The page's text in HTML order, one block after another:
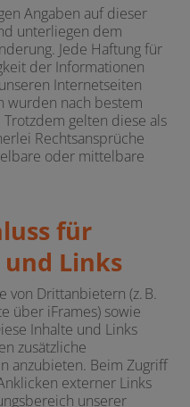
Angaben auf dieser
unterliegen dem
Jede Haftung für
der Informationen
Internetseiten
wurden nach bestem
gelten diese als
Rechtsansprüche
oder mittelbare
für
Links
von Drittanbietern (z. B.
über iFrames) sowie
Inhalte und Links
zusätzliche
anzubieten. Beim Zugriff
externer Links
unserer